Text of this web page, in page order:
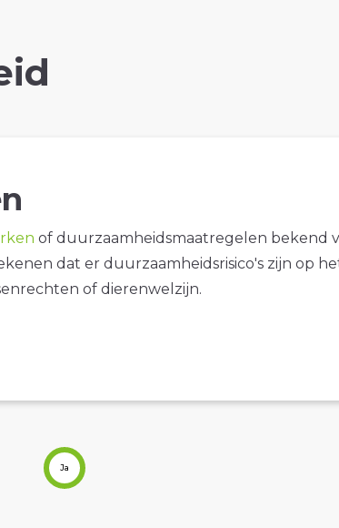
of duurzaamheidsmaatregelen bekend
dat er duurzaamheidsrisico's zijn op
of dierenwelzijn.
Ja